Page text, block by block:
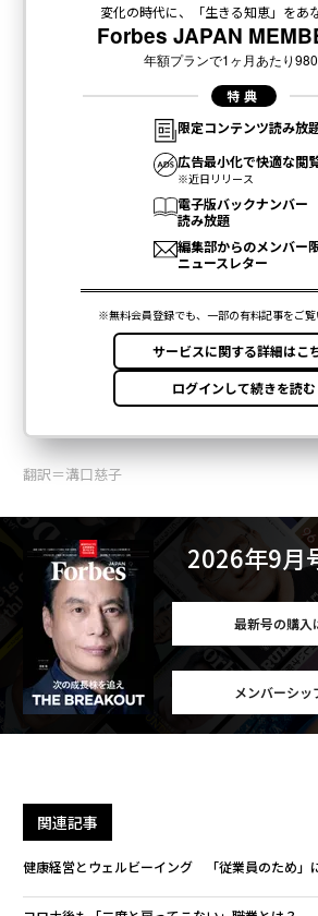
翻訳＝溝口慈子
2026年9月
最新号の購入
メンバーシッ
関連記事
健康経営とウェルビーイング 「従業員のため」